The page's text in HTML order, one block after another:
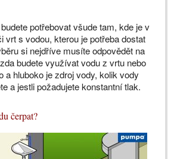
potřebovat všude tam, kde je v
vrt s vodou, kterou je potřeba dostat
si nejdříve musíte odpovědět na
budete využívat vodu z vrtu nebo
a hluboko je zdroj vody, kolik vody
a jestli požadujete konstantní tlak.
čerpat?